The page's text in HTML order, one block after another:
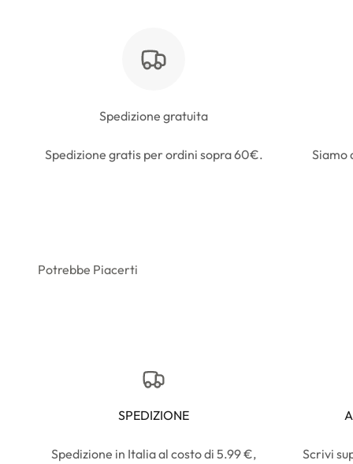
Spedizione gratuita
Spedizione gratis per ordini sopra 60€.
Siamo
SPEDIZIONE
Spedizione in Italia al costo di 5.99 €,
Scrivi